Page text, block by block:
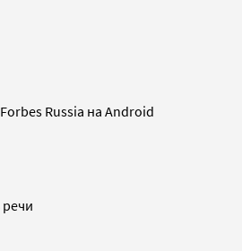
Russia на Android
речи